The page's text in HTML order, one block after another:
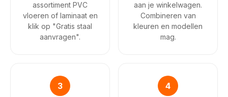
assortiment PVC
vloeren of laminaat en
klik op "Gratis staal
aanvragen".
aan je winkelwagen.
Combineren van
kleuren en modellen
mag.
3 4